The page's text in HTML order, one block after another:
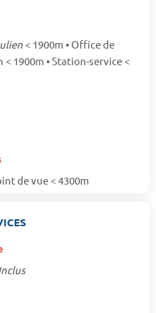
< 1900m • Office de
1900m • Station-service <
de vue < 4300m
Inclus